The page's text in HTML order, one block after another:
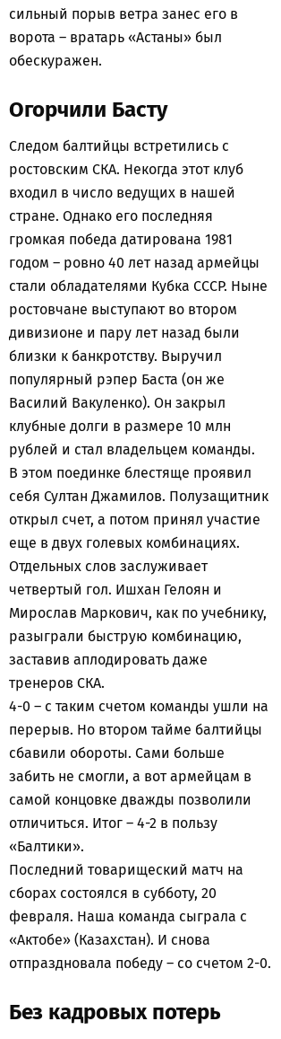
сильный порыв ветра занес его в
ворота – вратарь «Астаны» был
обескуражен.
Огорчили Басту
Следом балтийцы встретились с
ростовским СКА. Некогда этот клуб
входил в число ведущих в нашей
стране. Однако его последняя
громкая победа датирована 1981
годом – ровно 40 лет назад армейцы
стали обладателями Кубка СССР. Ныне
ростовчане выступают во втором
дивизионе и пару лет назад были
близки к банкротству. Выручил
популярный рэпер Баста (он же
Василий Вакуленко). Он закрыл
клубные долги в размере 10 млн
рублей и стал владельцем команды.
В этом поединке блестяще проявил
себя Султан Джамилов. Полузащитник
открыл счет, а потом принял участие
еще в двух голевых комбинациях.
Отдельных слов заслуживает
четвертый гол. Ишхан Гелоян и
Мирослав Маркович, как по учебнику,
разыграли быструю комбинацию,
заставив аплодировать даже
тренеров СКА.
4-0 – с таким счетом команды ушли на
перерыв. Но втором тайме балтийцы
сбавили обороты. Сами больше
забить не смогли, а вот армейцам в
самой концовке дважды позволили
отличиться. Итог – 4-2 в пользу
«Балтики».
Последний товарищеский матч на
сборах состоялся в субботу, 20
февраля. Наша команда сыграла с
«Актобе» (Казахстан). И снова
отпраздновала победу – со счетом 2-0.
Без кадровых потерь